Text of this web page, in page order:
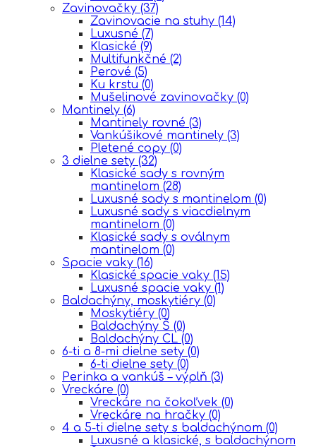
Zavinovačky (37)
Zavinovacie na stuhy (14)
Luxusné (7)
Klasické (9)
Multifunkčné (2)
Perové (5)
Ku krstu (0)
Mušelinové zavinovačky (0)
Mantinely (6)
Mantinely rovné (3)
Vankúšikové mantinely (3)
Pletené copy (0)
3 dielne sety (32)
Klasické sady s rovným
mantinelom (28)
Luxusné sady s mantinelom (0)
Luxusné sady s viacdielnym
mantinelom (0)
Klasické sady s oválnym
mantinelom (0)
Spacie vaky (16)
Klasické spacie vaky (15)
Luxusné spacie vaky (1)
Baldachýny, moskytiéry (0)
Moskytiéry (0)
Baldachýny Š (0)
Baldachýny CL (0)
6-ti a 8-mi dielne sety (0)
6-ti dielne sety (0)
Perinka a vankúš – výplň (3)
Vreckáre (0)
Vreckáre na čokoľvek (0)
Vreckáre na hračky (0)
4 a 5-ti dielne sety s baldachýnom (0)
Luxusné a klasické, s baldachýnom